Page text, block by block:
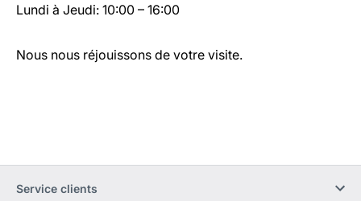
Lundi à Jeudi: 10:00 – 16:00
Nous nous réjouissons de votre visite.
Service clients